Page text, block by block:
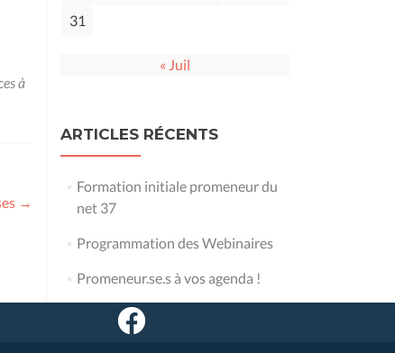
à
→
31
« Juil
ARTICLES RÉCENTS
Formation initiale promeneur du
net 37
Programmation des Webinaires
Promeneur.se.s à vos agenda !